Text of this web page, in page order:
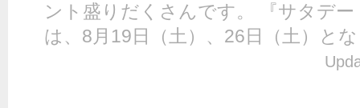
ント盛りだくさんです。 『サタデ
は、8月19日（土）、26日（土）と